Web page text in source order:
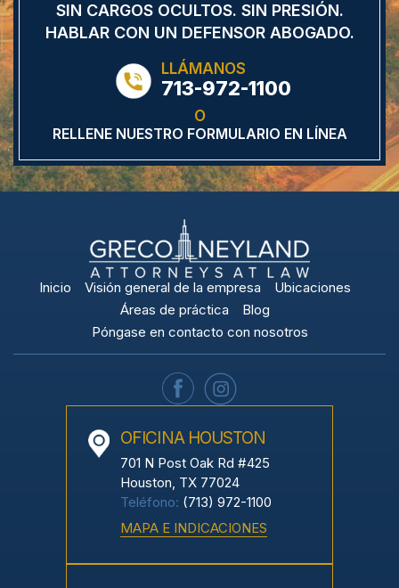
SIN CARGOS OCULTOS. SIN PRESIÓN.
HABLAR CON UN DEFENSORABOGADO.
LLÁMANOS
713-972-1100
O
RELLENE NUESTRO FORMULARIO EN LÍNEA
Inicio Visión general de la empresa
Ubicaciones
Áreas de práctica
Blog
Póngase en contacto con nosotros
OFICINA HOUSTON
701 N Post Oak Rd #425
Houston, TX 77024
Teléfono: (713) 972-1100
MAPA E INDICACIONES